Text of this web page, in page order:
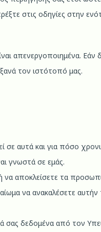
στις οδηγίες στην
απενεργοποιημένα.
τον ιστότοπό μας.
σε αυτά και για πόσο
γνωστά σε εμάς.
αποκλείσετε τα
να ανακαλέσετε αυτήν
σας δεδομένα από τον